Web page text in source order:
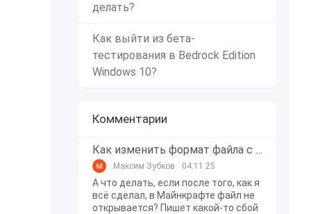
делать?
Как выйти из бета-
тестирования в Bedrock Edition
Windows 10?
Комментарии
Как изменить формат файла с zip в mcworld?
Максим Зубков 04.11.25
А что делать, если после того, как я
всё сделал, в Майнкрафте файл не
открывается? Пишет какой-то сбой